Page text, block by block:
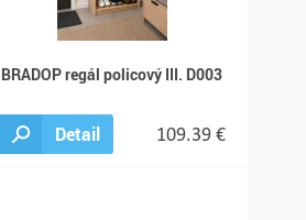
BRADOP regál policový III. D003
Detail 109.39 €